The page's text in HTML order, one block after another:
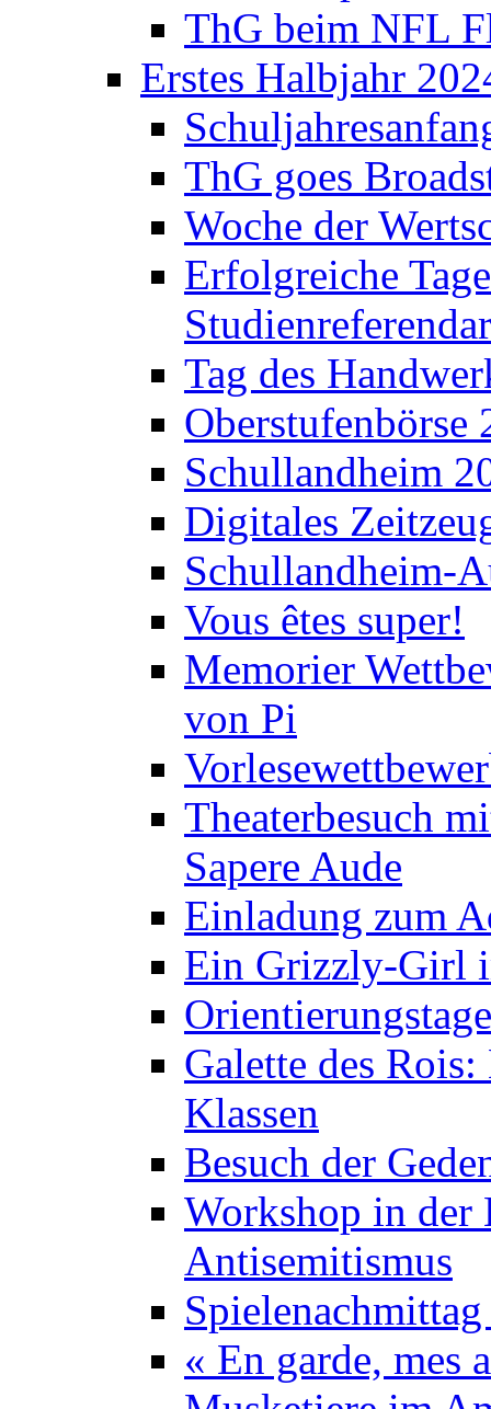
ThG beim NFL
Erstes Halbjahr
ThG goes
Woche der
Erfolgreiche
Tag des
Oberstufenbörse
Schullandheim
Digitales
Schullandheim-
Vous êtes super!
Memorier
von Pi
Theaterbesuch
Sapere Aude
Einladung zum
Ein Grizzly-Girl
Galette des
Klassen
Besuch der
Workshop in der
Antisemitismus
« En garde, mes